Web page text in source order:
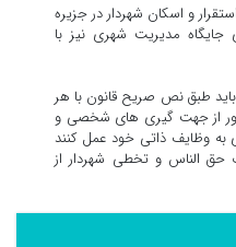
و اسکان شهردار در جزیره
جایگاه مدیریت شهری نیز با
طبق نص صریح قانون با هر
از جهت گیری های شخصی و
وظایف ذاتی خود عمل کنند
حق الناس و تخطی شهردار از